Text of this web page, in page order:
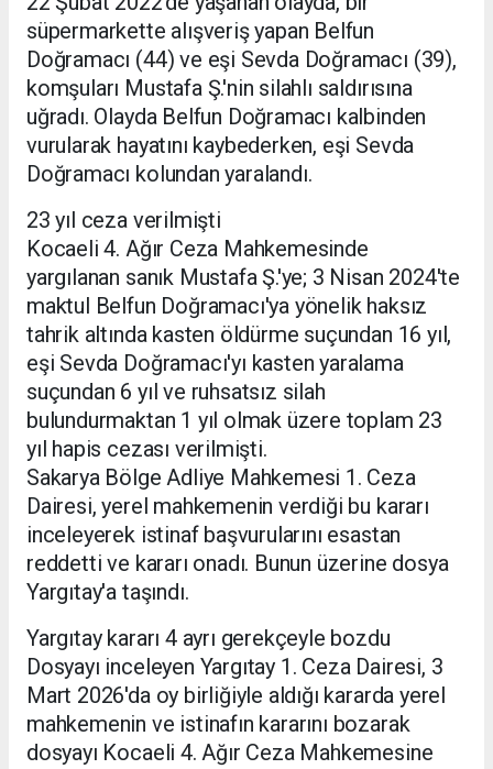
süpermarkette alışveriş yapan Belfun
Doğramacı (44) ve eşi Sevda Doğramacı (39),
komşuları Mustafa Ş.'nin silahlı saldırısına
uğradı. Olayda Belfun Doğramacı kalbinden
vurularak hayatını kaybederken, eşi Sevda
Doğramacı kolundan yaralandı.
23 yıl ceza verilmişti
Kocaeli 4. Ağır Ceza Mahkemesinde
yargılanan sanık Mustafa Ş.'ye; 3 Nisan 2024'te
maktul Belfun Doğramacı'ya yönelik haksız
tahrik altında kasten öldürme suçundan 16 yıl,
eşi Sevda Doğramacı'yı kasten yaralama
suçundan 6 yıl ve ruhsatsız silah
bulundurmaktan 1 yıl olmak üzere toplam 23
yıl hapis cezası verilmişti.
Sakarya Bölge Adliye Mahkemesi 1. Ceza
Dairesi, yerel mahkemenin verdiği bu kararı
inceleyerek istinaf başvurularını esastan
reddetti ve kararı onadı. Bunun üzerine dosya
Yargıtay'a taşındı.
Yargıtay kararı 4 ayrı gerekçeyle bozdu
Dosyayı inceleyen Yargıtay 1. Ceza Dairesi, 3
Mart 2026'da oy birliğiyle aldığı kararda yerel
mahkemenin ve istinafın kararını bozarak
dosyayı Kocaeli 4. Ağır Ceza Mahkemesine